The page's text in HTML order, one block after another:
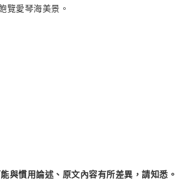
覽愛琴海美景。
與慣用論述、原文內容有所差異，請知悉。